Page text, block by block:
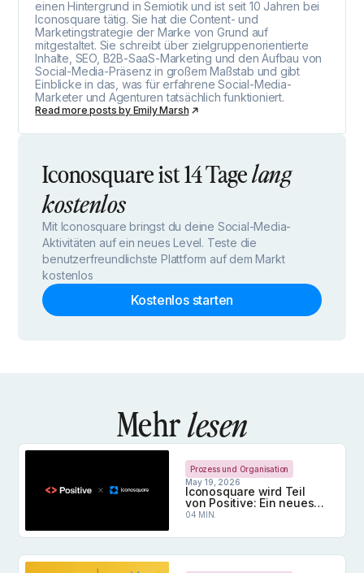
einen Hintergrund in Semiotik und ist seit 10 Jahren bei
Iconosquare tätig. Sie hat die Content- und
Marketingstrategie der Marke von Grund auf
mitgestaltet. Sie schreibt über zielgruppenorientierte
Inhalte, SEO, B2B-SaaS-Marketing und den Aufbau von
Social-Media-Präsenz in großem Maßstab und gibt
Einblicke in das, was für erfahrene Social-Media-
Marketer und Agenturen tatsächlich funktioniert.
Read more posts by Emily Marsh
Iconosquare ist 14 Tagelang
kostenlos
Mit Iconosquare bringst du deine Social-Media-
Aktivitäten auf ein neues Level. Teste die
benutzerfreundlichste Plattform auf dem Markt
kostenlos
Kostenlos starten
Mehrlesen
Prozess und Organisation
May 19, 2026
Iconosquare wird Teil
von Positive: Ein neues
Kapitel im Social-Media-
04 MIN.